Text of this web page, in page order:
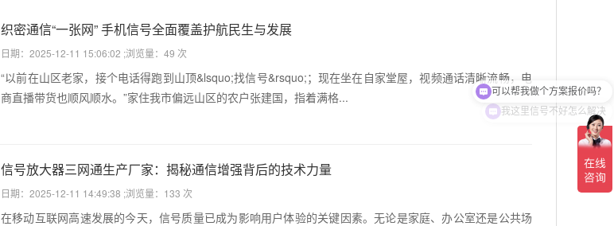
织密通信“一张网” 手机信号全面覆盖护航民生与发展
日期：2025-12-11 15:06:02 ;浏览量：49 次
“以前在山区老家，接个电话得跑到山顶&lsquo;找信号&rsquo;；现在坐在自家堂屋，视频通话清晰流畅，电
商直播带货也顺风顺水。”家住我市偏远山区的农户张建国，指着满格...
信号放大器三网通生产厂家：揭秘通信增强背后的技术力量
日期：2025-12-11 14:49:38 ;浏览量：133 次
在移动互联网高速发展的今天，信号质量已成为影响用户体验的关键因素。无论是家庭、办公室还是公共场
我这里信号不好怎么解决
可以帮我做个方案报价吗？